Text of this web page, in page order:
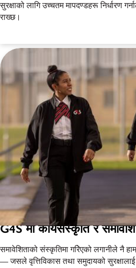
सुरक्षाको लागि उच्चतम मापदण्डहरू निर्धारण
राख्छ।
G4S मा कार्यसंस्कृति र
समावेशिताको संस्कृतिमा गरिेएको लगानीले नै
— जसले वृत्तिविकास तथा समुदायको सुरक्षालाई